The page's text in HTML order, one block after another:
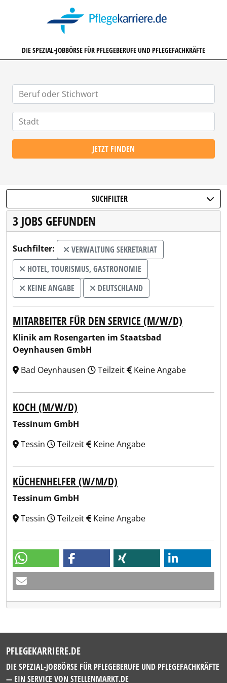
DIE SPEZIAL-JOBBÖRSE FÜR PFLEGEBERUFE UND PFLEGEFACHKRÄFTE
JETZT FINDEN
SUCHFILTER
3 JOBS GEFUNDEN
Suchfilter:
VERWALTUNG SEKRETARIAT
HOTEL, TOURISMUS, GASTRONOMIE
KEINE ANGABE
DEUTSCHLAND
MITARBEITER FÜR DEN SERVICE (M/W/D)
Klinik am Rosengarten im Staatsbad
Oeynhausen GmbH
Bad Oeynhausen
Teilzeit Keine Angabe
KOCH (M/W/D)
Tessinum GmbH
Tessin
Teilzeit Keine Angabe
KÜCHENHELFER (W/M/D)
Tessinum GmbH
Tessin
Teilzeit Keine Angabe
PFLEGEKARRIERE.DE
DIE SPEZIAL-JOBBÖRSE FÜR PFLEGEBERUFE UND PFLEGEFACHKRÄFTE
— EIN SERVICE VON STELLENMARKT.DE